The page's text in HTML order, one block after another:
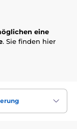
eine
. Sie finden hier